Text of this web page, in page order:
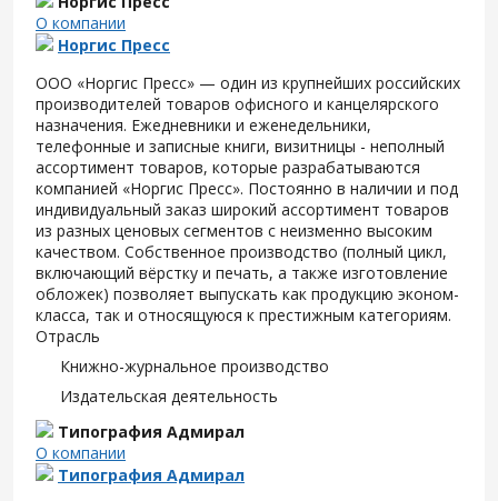
О компании
Норгис Пресс
ООО «Норгис Пресс» — один из крупнейших российских
производителей товаров офисного и канцелярского
назначения. Ежедневники и еженедельники,
телефонные и записные книги, визитницы - неполный
ассортимент товаров, которые разрабатываются
компанией «Норгис Пресс». Постоянно в наличии и под
индивидуальный заказ широкий ассортимент товаров
из разных ценовых сегментов с неизменно высоким
качеством. Собственное производство (полный цикл,
включающий вёрстку и печать, а также изготовление
обложек) позволяет выпускать как продукцию эконом-
класса, так и относящуюся к престижным категориям.
Отрасль
Книжно-журнальное производство
Издательская деятельность
Типография Адмирал
О компании
Типография Адмирал